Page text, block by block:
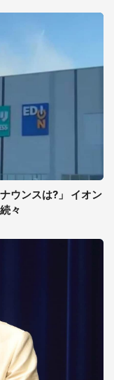
ウンスは?」 イオン
々